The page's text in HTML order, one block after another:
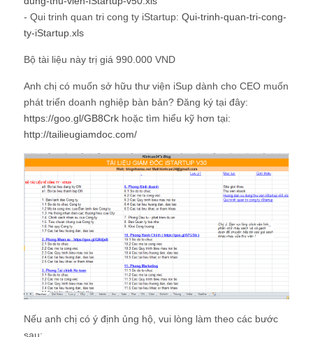
- Qui trinh quan tri cong ty iStartup: Qui-trinh-quan-tri-cong-
ty-iStartup.xls
Bộ tài liệu này trị giá 990.000 VND
Anh chị có muốn sở hữu thư viện iSup dành cho CEO muốn
phát triển doanh nghiệp bàn bản? Đăng ký tại đây:
https://goo.gl/GB8Crk hoặc tìm hiểu kỹ hơn tại:
http://tailieugiamdoc.com/
Nếu anh chị có ý định ủng hộ, vui lòng làm theo các bước